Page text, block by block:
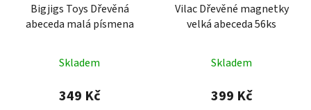
Bigjigs Toys Dřevěná
abeceda malá písmena
Skladem
349 Kč
Vilac Dřevěné magnetky
velká abeceda 56ks
Skladem
399 Kč